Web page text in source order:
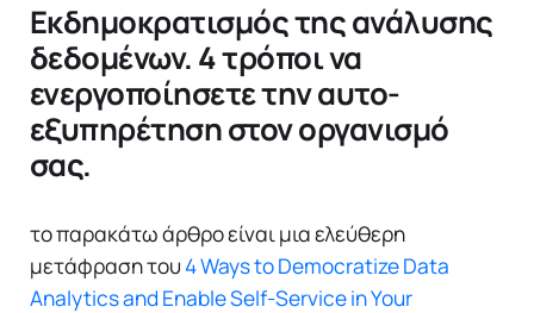
Εκδημοκρατισμός της ανάλυσης
δεδομένων. 4 τρόποι να
ενεργοποίησετε την αυτο-
εξυπηρέτηση στον οργανισμό
σας.
το παρακάτω άρθρο είναι μια ελεύθερη
μετάφραση του4 Ways to Democratize Data
Analytics and Enable Self-Service in Your